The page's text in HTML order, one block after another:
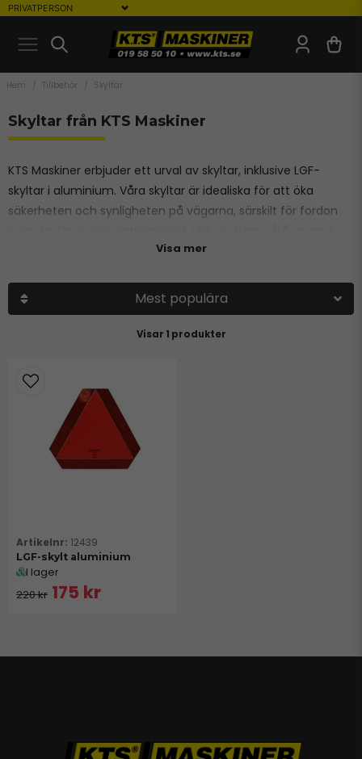
Hem Tillbehör Skyltar
Skyltar från KTS Maskiner
KTS Maskiner erbjuder ett urval av skyltar, inklusive LGF-
skyltar i aluminium. Våra skyltar är idealiska för att öka
säkerheten och synligheten på vägarna, särskilt för fordon
Gående Fordon) är tillverkade av slitstarkt aluminium och
Visa mer
1 produkter
Mest populära
12439
LGF-skylt aluminium
I lager
220 kr 175 kr